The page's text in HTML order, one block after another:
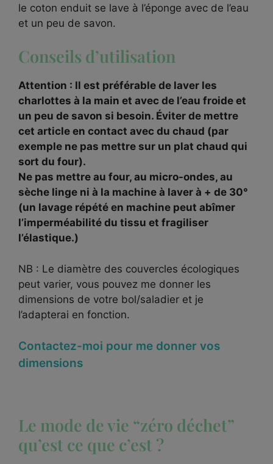
le coton enduit se lave à l’éponge avec de l’eau
et un peu de savon.
Conseils d’utilisation
Attention : Il est préférable de laver les
charlottes à la main et avec de l’eau froide et
un peu de savon si besoin. Éviter de mettre
cet article en contact avec du chaud (par
exemple ne pas mettre sur un plat chaud qui
sort du four).
Ne pas mettre au four, au micro-ondes, au
sèche linge ni à la machine à laver à + de 30°
(un lavage répété en machine peut abîmer
l’imperméabilité du tissu et fragiliser
l’élastique.)
NB : Le diamètre des couvercles écologiques
peut varier, vous pouvez me donner les
dimensions de votre bol/saladier et je
l’adapterai en fonction.
Contactez-moi pour me donner vos
dimensions
Le mode de vie “zéro déchet”
qu’est ce que c’est ?